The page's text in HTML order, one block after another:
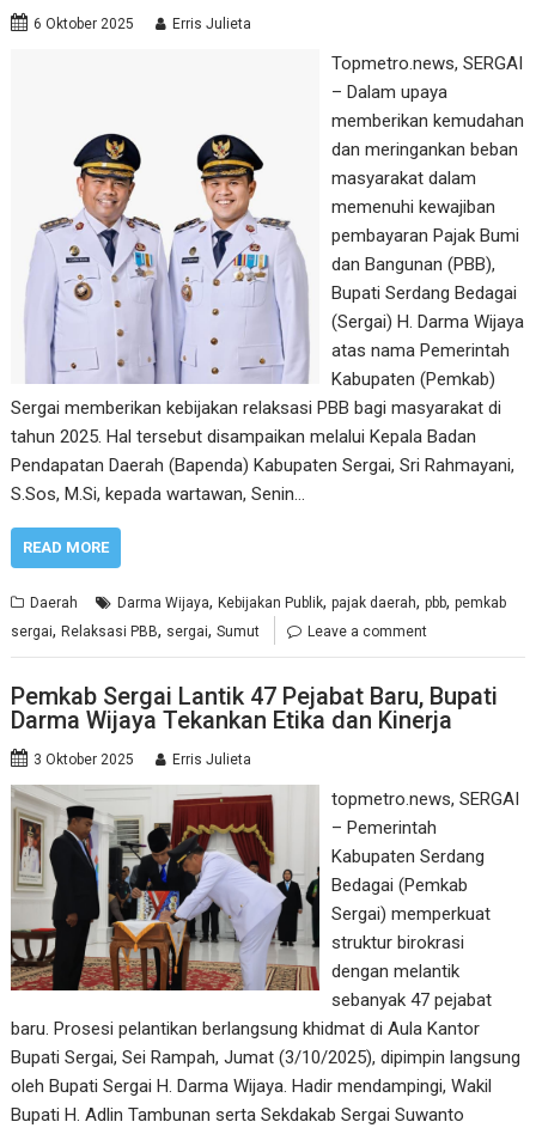
6 Oktober 2025 Erris Julieta
Topmetro.news, SERGAI
– Dalam upaya
memberikan kemudahan
dan meringankan beban
masyarakat dalam
memenuhi kewajiban
pembayaran Pajak Bumi
dan Bangunan (PBB),
Bupati Serdang Bedagai
(Sergai) H. Darma Wijaya
atas nama Pemerintah
Kabupaten (Pemkab)
Sergai memberikan kebijakan relaksasi PBB bagi masyarakat di
tahun 2025. Hal tersebut disampaikan melalui Kepala Badan
Pendapatan Daerah (Bapenda) Kabupaten Sergai, Sri Rahmayani,
S.Sos, M.Si, kepada wartawan, Senin…
READ MORE
Daerah Darma Wijaya,Kebijakan Publik,pajak daerah,pbb,pemkab
sergai,Relaksasi PBB, sergai,Sumut Leave a comment
Pemkab Sergai Lantik 47 Pejabat Baru, Bupati
Darma Wijaya Tekankan Etika dan Kinerja
3 Oktober 2025 Erris Julieta
topmetro.news, SERGAI
– Pemerintah
Kabupaten Serdang
Bedagai (Pemkab
Sergai) memperkuat
struktur birokrasi
dengan melantik
sebanyak 47 pejabat
baru. Prosesi pelantikan berlangsung khidmat di Aula Kantor
Bupati Sergai, Sei Rampah, Jumat (3/10/2025), dipimpin langsung
oleh Bupati Sergai H. Darma Wijaya. Hadir mendampingi, Wakil
Bupati H. Adlin Tambunan serta Sekdakab Sergai Suwanto